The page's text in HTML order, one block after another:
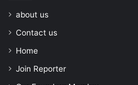
about us
Contact us
Home
Join Reporter